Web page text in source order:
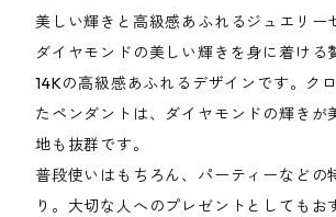
美しい輝きと高級感あふれるジュエリー
ダイヤモンドの美しい輝きを身に着ける
14Kの高級感あふれるデザインです。ク
たペンダントは、ダイヤモンドの輝きが
地も抜群です。
普段使いはもちろん、パーティーなどの
り。大切な人へのプレゼントとしてもお